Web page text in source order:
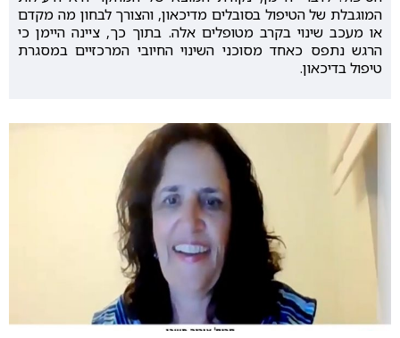
המוגבלת של הטיפול בסובלים מדיכאון, והצורך לבחון מה מקדם
או מעכב שינוי בקרב מטופלים אלה. בתוך כך, ציינה היימן כי
הרגש נתפס כאחד מסוכני השינוי החיובי המרכזיים במסגרת
טיפול בדיכאון.